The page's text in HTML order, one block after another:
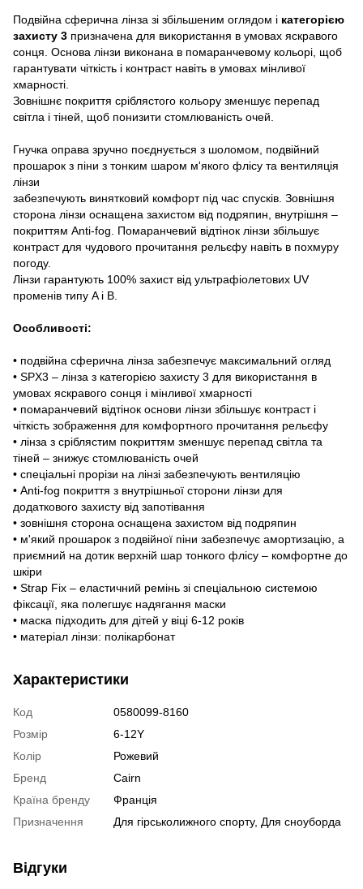
Подвійна сферична лінза зі збільшеним оглядом і категорією
захисту 3 призначена для використання в умовах яскравого
сонця. Основа лінзи виконана в помаранчевому кольорі, щоб
гарантувати чіткість і контраст навіть в умовах мінливої
хмарності.
Зовнішнє покриття сріблястого кольору зменшує перепад
світла і тіней, щоб понизити стомлюваність очей.
Гнучка оправа зручно поєднується з шоломом, подвійний
прошарок з піни з тонким шаром м'якого флісу та вентиляція
лінзи
забезпечують винятковий комфорт під час спусків. Зовнішня
сторона лінзи оснащена захистом від подряпин, внутрішня –
покриттям Anti-fog. Помаранчевий відтінок лінзи збільшує
контраст для чудового прочитання рельєфу навіть в похмуру
погоду.
Лінзи гарантують 100% захист від ультрафіолетових UV
променів типу A і B.
Особливості:
• подвійна сферична лінза забезпечує максимальний огляд
• SPX3 – лінза з категорією захисту 3 для використання в
умовах яскравого сонця і мінливої хмарності
• помаранчевий відтінок основи лінзи збільшує контраст і
чіткість зображення для комфортного прочитання рельєфу
• лінза з сріблястим покриттям зменшує перепад світла та
тіней – знижує стомлюваність очей
• спеціальні прорізи на лінзі забезпечують вентиляцію
• Anti-fog покриття з внутрішньої сторони лінзи для
додаткового захисту від запотівання
• зовнішня сторона оснащена захистом від подряпин
• м'який прошарок з подвійної піни забезпечує амортизацію, а
приємний на дотик верхній шар тонкого флісу – комфортне до
шкіри
• Strap Fix – еластичний ремінь зі спеціальною системою
фіксації, яка полегшує надягання маски
• маска підходить для дітей у віці 6-12 років
• матеріал лінзи: полікарбонат
Характеристики
Код
0580099-8160
Розмір
6-12Y
Колір
Рожевий
Бренд
Cairn
Країна бренду
Франція
Призначення
Для гірськолижного спорту, Для сноуборда
Відгуки